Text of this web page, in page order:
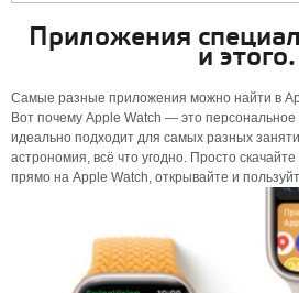
Приложения
и этого.
Самые разные приложения можно найти в
Вот почему Apple Watch — это персональное
идеально подходит для самых разных
астрономия, всё что угодно. Просто
прямо на Apple Watch, открывайте и